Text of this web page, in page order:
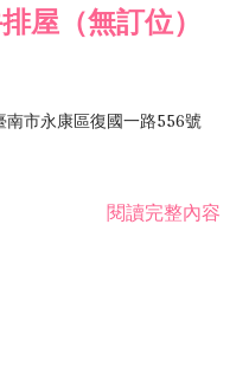
屋（無訂位）
南市永康區復國一路556號
閱讀完整內容